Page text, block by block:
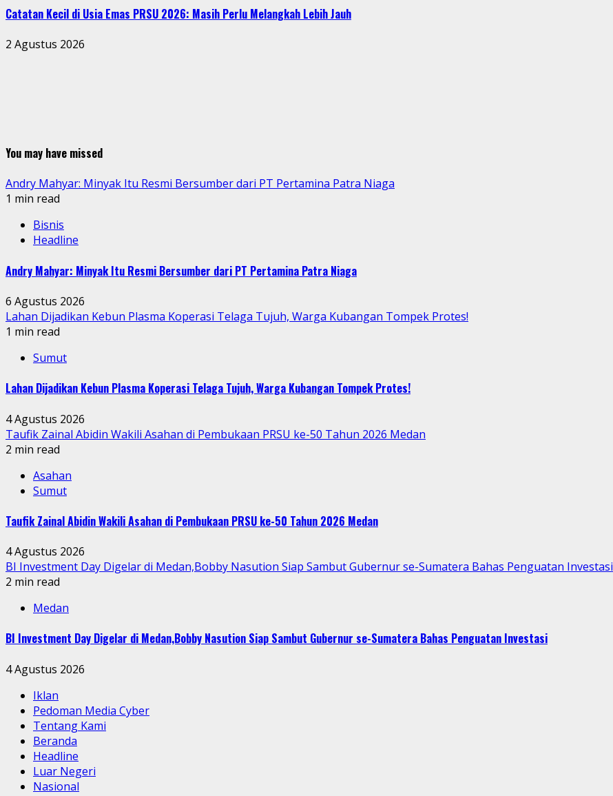
Catatan Kecil di Usia Emas PRSU 2026: Masih Perlu Melangkah Lebih Jauh
2 Agustus 2026
You may have missed
Andry Mahyar: Minyak Itu Resmi Bersumber dari PT Pertamina Patra Niaga
1 min read
Bisnis
Headline
Andry Mahyar: Minyak Itu Resmi Bersumber dari PT Pertamina Patra Niaga
6 Agustus 2026
Lahan Dijadikan Kebun Plasma Koperasi Telaga Tujuh, Warga Kubangan Tompek Protes!
1 min read
Sumut
Lahan Dijadikan Kebun Plasma Koperasi Telaga Tujuh, Warga Kubangan Tompek Protes!
4 Agustus 2026
Taufik Zainal Abidin Wakili Asahan di Pembukaan PRSU ke-50 Tahun 2026 Medan
2 min read
Asahan
Sumut
Taufik Zainal Abidin Wakili Asahan di Pembukaan PRSU ke-50 Tahun 2026 Medan
4 Agustus 2026
BI Investment Day Digelar di Medan,Bobby Nasution Siap Sambut Gubernur se-Sumatera Bahas Penguatan Investasi
2 min read
Medan
BI Investment Day Digelar di Medan,Bobby Nasution Siap Sambut Gubernur se-Sumatera Bahas Penguatan Investasi
4 Agustus 2026
Iklan
Pedoman Media Cyber
Tentang Kami
Beranda
Headline
Luar Negeri
Nasional